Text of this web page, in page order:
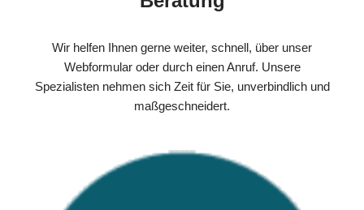
Wir helfen Ihnen gerne weiter, schnell, über unser
Webformular oder durch einen Anruf. Unsere
Spezialisten nehmen sich Zeit für Sie, unverbindlich und
maßgeschneidert.